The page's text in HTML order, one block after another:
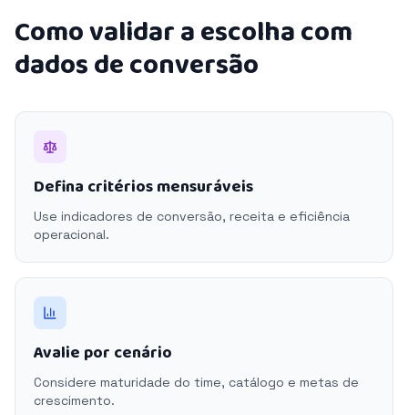
Como validar a escolha com
dados de conversão
Defina critérios mensuráveis
Use indicadores de conversão, receita e eficiência
operacional.
Avalie por cenário
Considere maturidade do time, catálogo e metas de
crescimento.